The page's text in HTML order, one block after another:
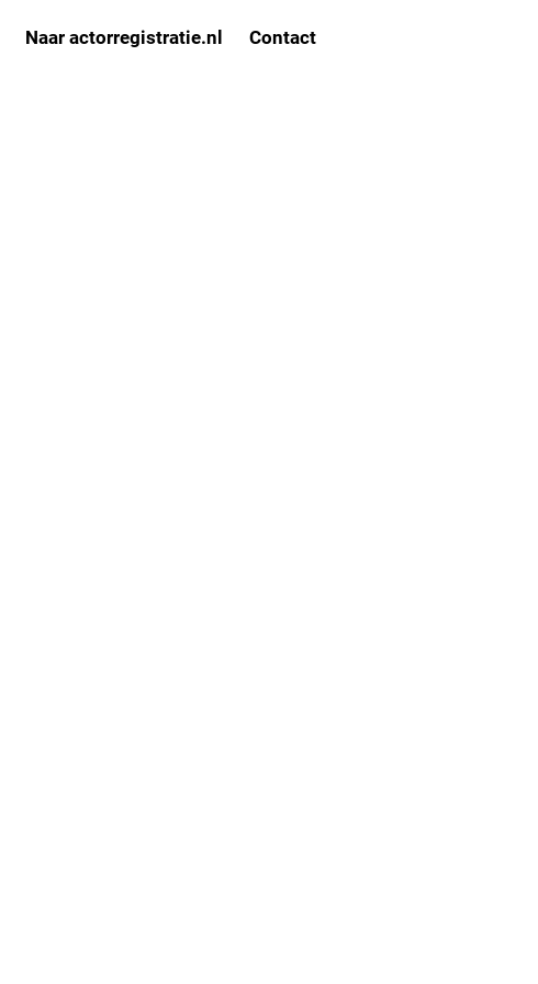
Naar actorregistratie.nl Contact